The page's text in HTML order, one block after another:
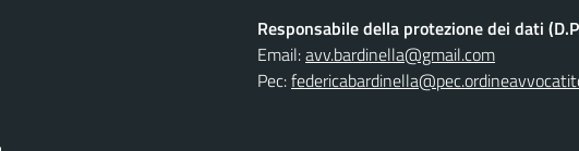
Responsabile della protezione dei dati
Email:avv.bardinella@gmail.com
Pec: